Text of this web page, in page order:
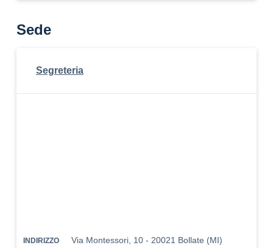
Sede
Segreteria
INDIRIZZO Via Montessori, 10 - 20021 Bollate (MI)